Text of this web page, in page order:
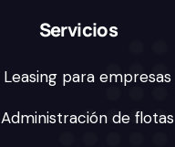
Servicios
Leasing para empresas
Administración de flotas